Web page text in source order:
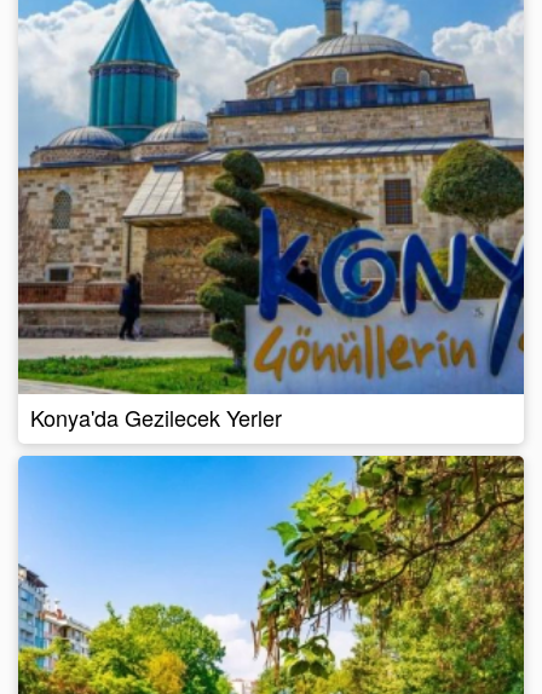
Konya'da Gezilecek Yerler